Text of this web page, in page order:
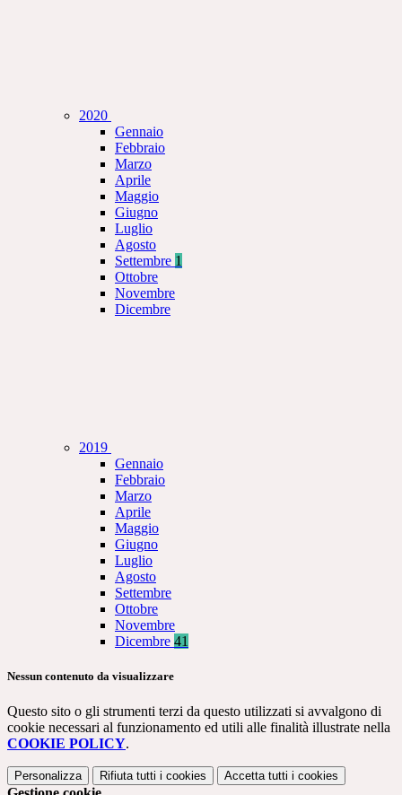
2020
Gennaio
Febbraio
Marzo
Aprile
Maggio
Giugno
Luglio
Agosto
Settembre 1
Ottobre
Novembre
Dicembre
2019
Gennaio
Febbraio
Marzo
Aprile
Maggio
Giugno
Luglio
Agosto
Settembre
Ottobre
Novembre
Dicembre 41
Nessun contenuto da visualizzare
Questo sito o gli strumenti terzi da questo utilizzati si avvalgono di
cookie necessari al funzionamento ed utili alle finalità illustrate nella
COOKIE POLICY.
Personalizza Rifiuta tutti i cookies Accetta tutti i cookies